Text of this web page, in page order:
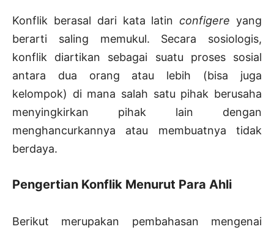
Konflik berasal dari kata latinconfigere yang
berarti saling memukul. Secara sosiologis,
konflik diartikan sebagai suatu proses sosial
antara dua orang atau lebih (bisa juga
kelompok) di mana salah satu pihak berusaha
menyingkirkan pihak lain dengan
menghancurkannya atau membuatnya tidak
berdaya.
Pengertian Konflik Menurut Para Ahli
Berikut merupakan pembahasan mengenai